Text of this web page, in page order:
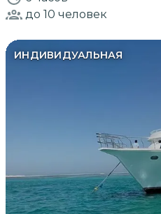
до 10 человек
ИНДИВИДУАЛЬНАЯ